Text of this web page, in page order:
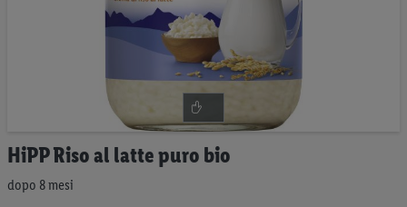
HiPP Riso al latte puro bio
dopo 8 mesi
Vai
all'inizio
della